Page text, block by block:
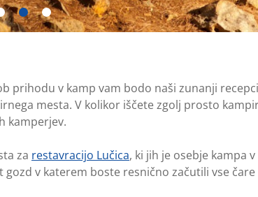
prihodu v kamp vam bodo naši zunanji
mesta. V kolikor iščete zgolj prosto
kamperjev.
za restavracijo Lučica, ki jih je osebje kampa v
v katerem boste resnično začutili vse čare